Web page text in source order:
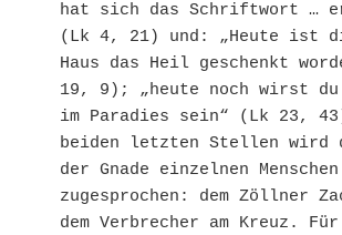
hat sich das Schriftwort …
(Lk 4, 21) und: „Heute ist
Haus das Heil geschenkt
19, 9); „heute noch wirst
im Paradies sein“ (Lk 23,
beiden letzten Stellen wird
der Gnade einzelnen Menschen
zugesprochen: dem Zöllner
dem Verbrecher am Kreuz.